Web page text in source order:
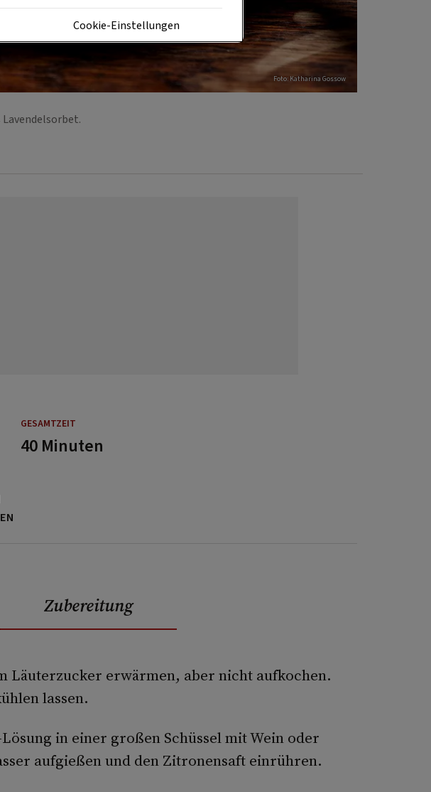
Foto: Katharina Gossow
GESAMTZEIT
40 Minuten
Zubereitung
Läuterzucker erwärmen, aber nicht aufkochen.
lassen.
in einer großen Schüssel mit Wein oder
aufgießen und den Zitronensaft einrühren.
Cookie-Einstellungen